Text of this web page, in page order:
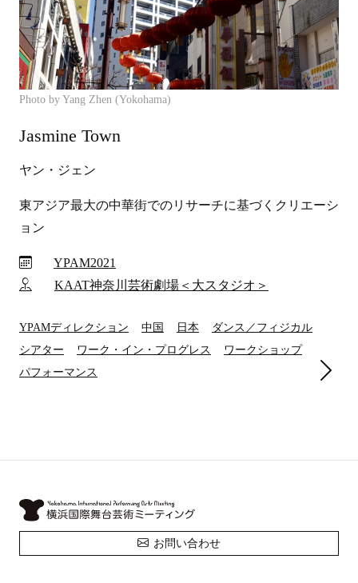
Photo by Yang Zhen (Yokohama)
Jasmine Town
ヤン・ジェン
東アジア最大の中華街でのリサーチに基づくクリエーシ
ョン
YPAM2021
KAAT神奈川芸術劇場＜大スタジオ＞
YPAMディレクション 中国 日本
ダンス／フィジカル
シアター
ワーク・イン・プログレス
ワークショップ
パフォーマンス
お問い合わせ